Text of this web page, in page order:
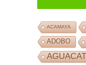
ACAMAYA
ADOBO